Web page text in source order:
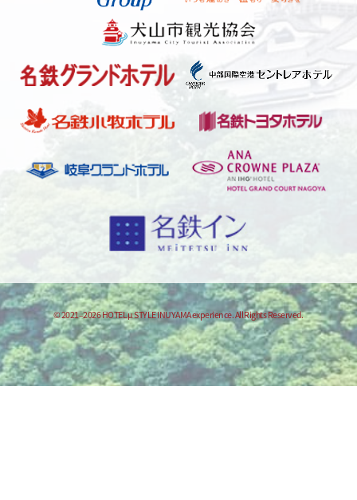
© 2021–2026 HOTEL μ STYLE INUYAMA experience. All Rights Reserved.